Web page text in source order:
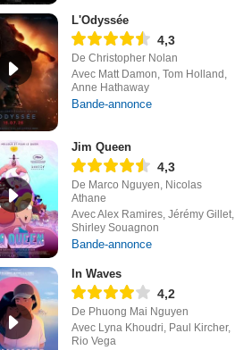
L'Odyssée
4,3
De Christopher Nolan
Avec Matt Damon, Tom Holland,
Anne Hathaway
Bande-annonce
Jim Queen
4,3
De Marco Nguyen, Nicolas
Athane
Avec Alex Ramires, Jérémy Gillet,
Shirley Souagnon
Bande-annonce
In Waves
4,2
De Phuong Mai Nguyen
Avec Lyna Khoudri, Paul Kircher,
Rio Vega